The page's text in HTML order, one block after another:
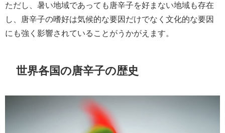
ただし、暑い地域であっても唐辛子を好まない地域も存在
し、唐辛子の嗜好は気候的な要因だけでなく文化的な要因
にも強く影響されていることがうかがえます。
世界各国の唐辛子の歴史